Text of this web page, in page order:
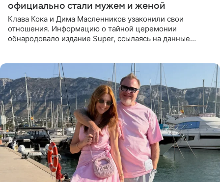
официально стали мужем и женой
Клава Кока и Дима Масленников узаконили свои
отношения. Информацию о тайной церемонии
обнародовало издание Super, ссылаясь на данные